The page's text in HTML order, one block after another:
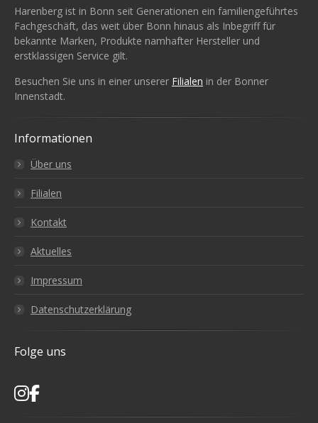
Harenberg ist in Bonn seit Generationen ein familiengeführtes
Fachgeschäft, das weit über Bonn hinaus als Inbegriff für
bekannte Marken, Produkte namhafter Hersteller und
erstklassigen Service gilt.
Besuchen Sie uns in einer unserer Filialen in der Bonner
Innenstadt.
Informationen
Über uns
Filialen
Kontakt
Aktuelles
Impressum
Datenschutzerklärung
Folge uns